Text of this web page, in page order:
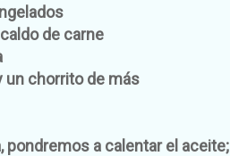
de carne
un chorrito de más
pondremos a calentar el